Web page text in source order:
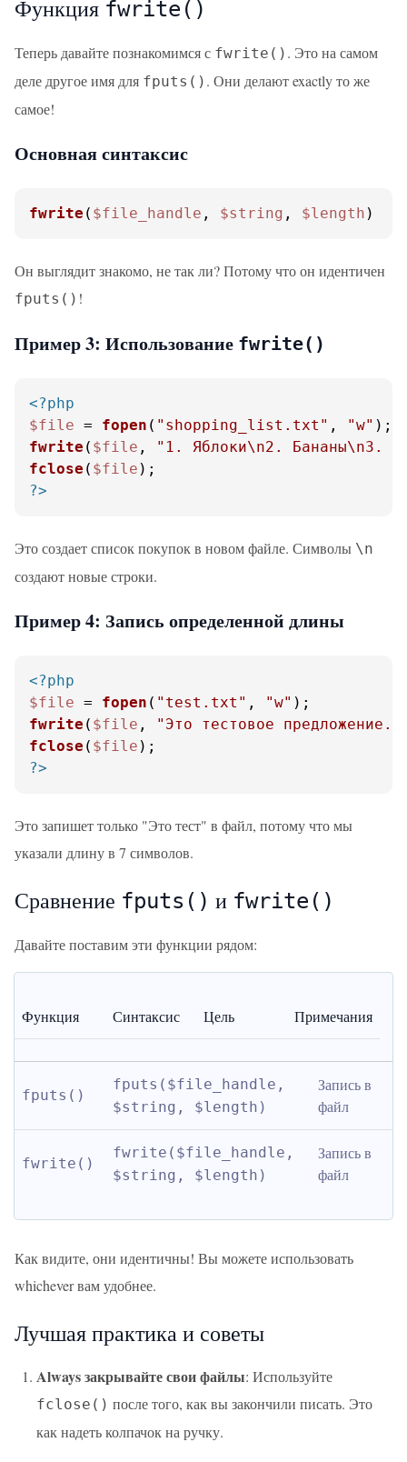
Функция fwrite()
Теперь давайте познакомимся с fwrite() . Это на самом
деле другое имя для fputs() . Они делают exactly то же
самое!
Основная синтаксис
fwrite ( $file_handle , $string , $length )
Он выглядит знакомо, не так ли? Потому что он идентичен
fputs() !
Пример 3: Использование fwrite()
<?php
$file = fopen ( "shopping_list.txt" , "w"
fwrite ( $file ,
"1. Яблоки\n2. Бананы\n3.
fclose ( $file
?>
Это создает список покупок в новом файле. Символы \n
создают новые строки.
Пример 4: Запись определенной длины
<?php
$file = fopen ( "test.txt" , "w"
fwrite ( $file , "Это тестовое предложение."
fclose ( $file
?>
Это запишет только "Это тест" в файл, потому что мы
указали длину в 7 символов.
Сравнение fputs() и fwrite()
Давайте поставим эти функции рядом:
Функция Синтаксис Цель Примечания
fputs()
fputs($file_handle,
$string, $length)
Запись в
файл
fwrite()
fwrite($file_handle,
$string, $length)
Запись в
файл
Как видите, они идентичны! Вы можете использовать
whichever вам удобнее.
Лучшая практика и советы
Always закрывайте свои файлы: Используйте
fclose() после того, как вы закончили писать. Это
как надеть колпачок на ручку.